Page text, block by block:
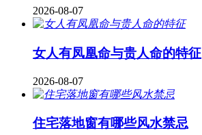
2026-08-07
女人有凤凰命与贵人命的特征
2026-08-07
住宅落地窗有哪些风水禁忌